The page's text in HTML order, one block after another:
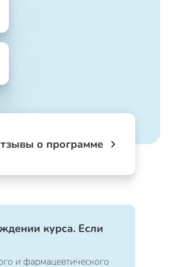
о программе
курса. Если
и фармацевтического